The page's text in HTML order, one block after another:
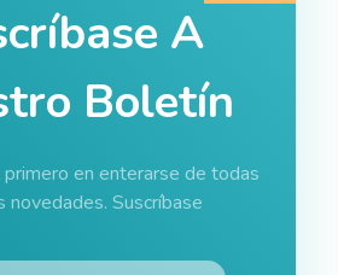
A
Boletín
en enterarse de todas
novedades. Suscríbase